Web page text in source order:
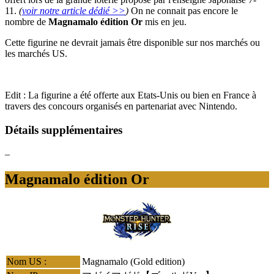
11. (voir notre article dédié >>) On ne connait pas encore le
nombre de Magnamalo édition Or mis en jeu.
Cette figurine ne devrait jamais être disponible sur nos marchés ou
les marchés US.
Edit : La figurine a été offerte aux Etats-Unis ou bien en France à
travers des concours organisés en partenariat avec Nintendo.
Détails supplémentaires
–
Magnamalo édition Or
Nom US :
Magnamalo (Gold edition)